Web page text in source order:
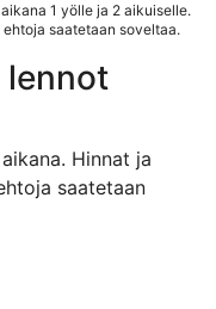
1 yölle ja 2 aikuiselle.
saatetaan soveltaa.
lennot
Hinnat ja
saatetaan